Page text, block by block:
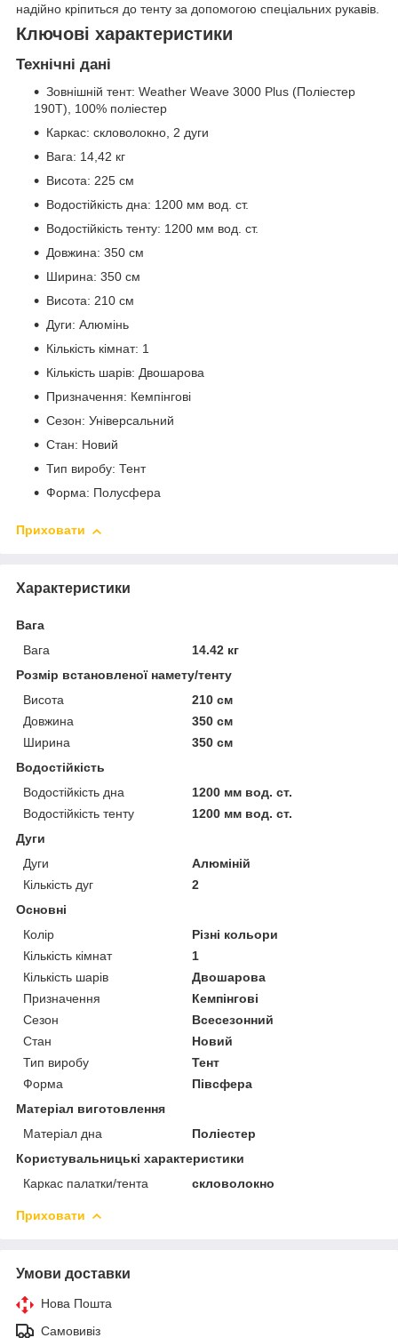
надійно кріпиться до тенту за допомогою спеціальних рукавів.
Ключові характеристики
Технічні дані
Зовнішній тент: Weather Weave 3000 Plus (Поліестер
190T), 100% поліестер
Каркас: скловолокно, 2 дуги
Вага: 14,42 кг
Висота: 225 см
Водостійкість дна: 1200 мм вод. ст.
Водостійкість тенту: 1200 мм вод. ст.
Довжина: 350 см
Ширина: 350 см
Висота: 210 см
Дуги: Алюмінь
Кількість кімнат: 1
Кількість шарів: Двошарова
Призначення: Кемпінгові
Сезон: Універсальний
Стан: Новий
Тип виробу: Тент
Форма: Полусфера
Приховати
Характеристики
Вага
Вага
14.42 кг
Розмір встановленої намету/тенту
Висота
210 см
Довжина
350 см
Ширина
350 см
Водостійкість
Водостійкість дна
1200 мм вод. ст.
Водостійкість тенту
1200 мм вод. ст.
Дуги
Дуги
Алюміній
Кількість дуг
2
Основні
Колір
Різні кольори
Кількість кімнат
1
Кількість шарів
Двошарова
Призначення
Кемпінгові
Сезон
Всесезонний
Стан
Новий
Тип виробу
Тент
Форма
Півсфера
Матеріал виготовлення
Матеріал дна
Поліестер
Користувальницькі характеристики
Каркас палатки/тента
скловолокно
Приховати
Умови доставки
Нова Пошта
Самовивіз